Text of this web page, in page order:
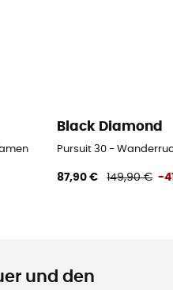
Black Diamond
Pursuit 30 -
87,90 € 149,90 € -
und den